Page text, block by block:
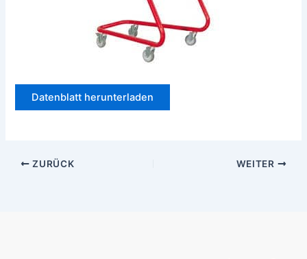
Datenblatt herunterladen
ZURÜCK WEITER